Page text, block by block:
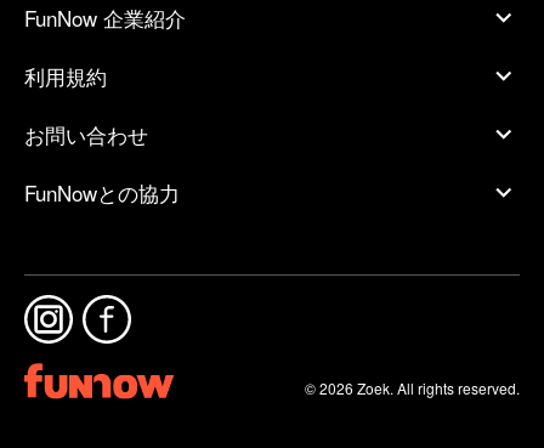
FunNow 企業紹介
利用規約
お問い合わせ
FunNowとの協力
© 2026 Zoek. All rights reserved.